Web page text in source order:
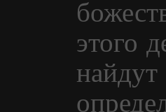
этого
найдут